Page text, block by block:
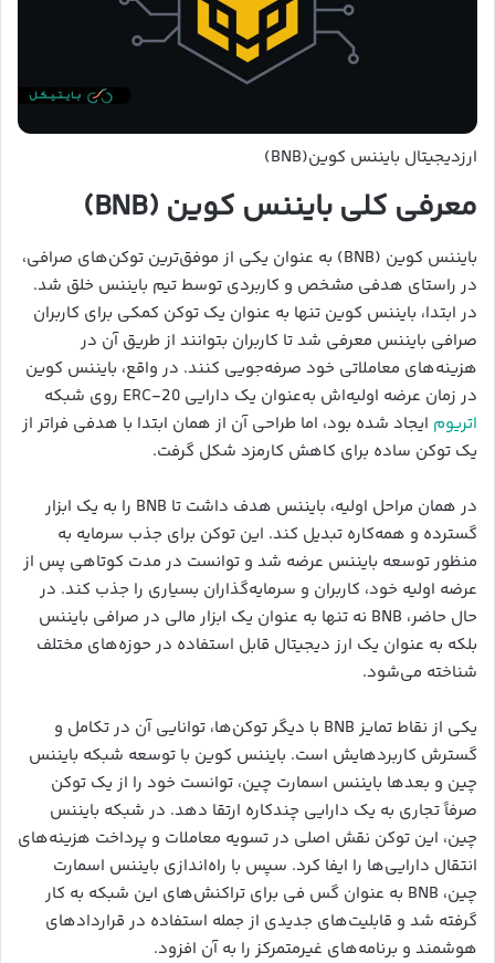
ارزدیجیتال بایننس کوین(BNB)
معرفی کلی بایننس کوین (BNB)
بایننس کوین (BNB) به عنوان یکی از موفق‌ترین توکن‌های صرافی،
در راستای هدفی مشخص و کاربردی توسط تیم بایننس خلق شد.
در ابتدا، بایننس کوین تنها به عنوان یک توکن کمکی برای کاربران
صرافی بایننس معرفی شد تا کاربران بتوانند از طریق آن در
هزینه‌های معاملاتی خود صرفه‌جویی کنند. در واقع، بایننس کوین
در زمان عرضه اولیه‌اش به‌عنوان یک دارایی ERC-20 روی شبکه
اتریوم ایجاد شده بود، اما طراحی آن از همان ابتدا با هدفی فراتر از
یک توکن ساده برای کاهش کارمزد شکل گرفت.
در همان مراحل اولیه، بایننس هدف داشت تا BNB را به یک ابزار
گسترده و همه‌کاره تبدیل کند. این توکن برای جذب سرمایه به
منظور توسعه بایننس عرضه شد و توانست در مدت کوتاهی پس از
عرضه اولیه خود، کاربران و سرمایه‌گذاران بسیاری را جذب کند. در
حال حاضر، BNB نه تنها به عنوان یک ابزار مالی در صرافی بایننس
بلکه به عنوان یک ارز دیجیتال قابل استفاده در حوزه‌های مختلف
شناخته می‌شود.
یکی از نقاط تمایز BNB با دیگر توکن‌ها، توانایی آن در تکامل و
گسترش کاربردهایش است. بایننس کوین با توسعه شبکه بایننس
چین و بعدها بایننس اسمارت چین، توانست خود را از یک توکن
صرفاً تجاری به یک دارایی چندکاره ارتقا دهد. در شبکه بایننس
چین، این توکن نقش اصلی در تسویه معاملات و پرداخت هزینه‌های
انتقال دارایی‌ها را ایفا کرد. سپس با راه‌اندازی بایننس اسمارت
چین، BNB به عنوان گس فی برای تراکنش‌های این شبکه به کار
گرفته شد و قابلیت‌های جدیدی از جمله استفاده در قراردادهای
هوشمند و برنامه‌های غیرمتمرکز را به آن افزود.